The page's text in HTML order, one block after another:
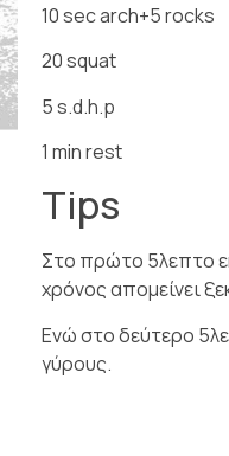
10 sec arch+5 rocks
20 squat
5 s.d.h.p
1 min rest
Tips
Στο πρώτο 5λεπτο
χρόνος απομείνει
Ενώ στο δεύτερο
γύρους.